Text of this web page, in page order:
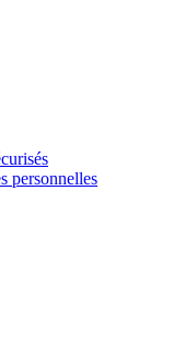
personnelles